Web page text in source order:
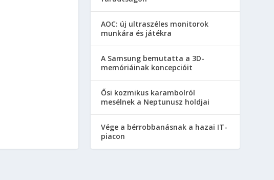
AOC: új ultraszéles monitorok
munkára és játékra
A Samsung bemutatta a 3D-
memóriáinak koncepcióit
Ősi kozmikus karambolról
mesélnek a Neptunusz holdjai
Vége a bérrobbanásnak a hazai IT-
piacon